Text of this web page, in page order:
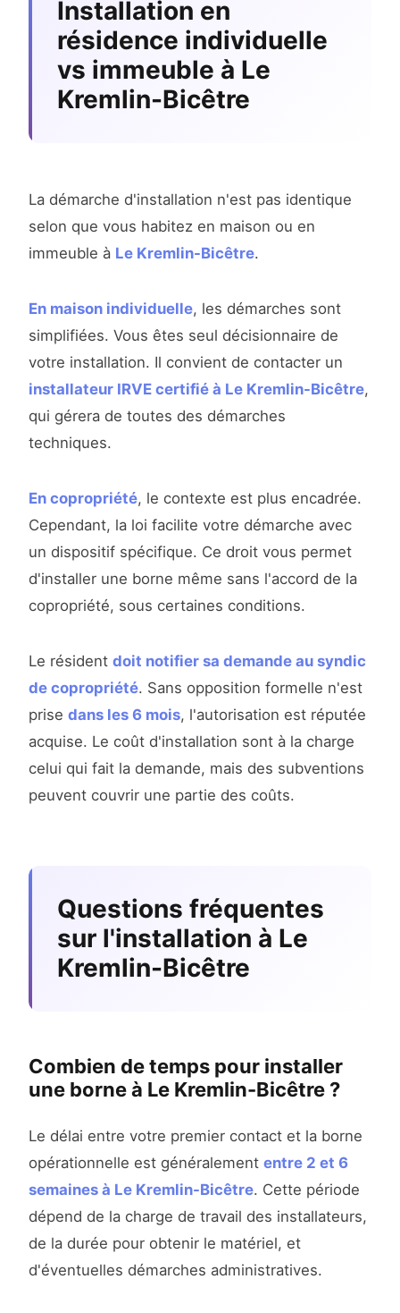
Installation en
résidence individuelle
vs immeuble à Le
Kremlin-Bicêtre
La démarche d'installation n'est pas identique
selon que vous habitez en maison ou en
immeuble à Le Kremlin-Bicêtre.
En maison individuelle, les démarches sont
simplifiées. Vous êtes seul décisionnaire de
votre installation. Il convient de contacter un
installateur IRVE certifié à Le Kremlin-Bicêtre,
qui gérera de toutes des démarches
techniques.
En copropriété, le contexte est plus encadrée.
Cependant, la loi facilite votre démarche avec
un dispositif spécifique. Ce droit vous permet
d'installer une borne même sans l'accord de la
copropriété, sous certaines conditions.
Le résident doit notifier sa demande au syndic
de copropriété. Sans opposition formelle n'est
prise dans les 6 mois, l'autorisation est réputée
acquise. Le coût d'installation sont à la charge
celui qui fait la demande, mais des subventions
peuvent couvrir une partie des coûts.
Questions fréquentes
sur l'installation à Le
Kremlin-Bicêtre
Combien de temps pour installer
une borne à Le Kremlin-Bicêtre ?
Le délai entre votre premier contact et la borne
opérationnelle est généralement entre 2 et 6
semaines à Le Kremlin-Bicêtre. Cette période
dépend de la charge de travail des installateurs,
de la durée pour obtenir le matériel, et
d'éventuelles démarches administratives.